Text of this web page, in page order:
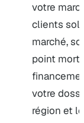
votre
clients
marché,
point
votre
région et